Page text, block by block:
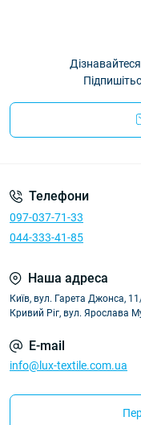
Телефони
097-037-71-33
044-333-41-85
Наша адреса
Київ, вул. Гарета Джонса,
Кривий Ріг, вул. Ярослава
E-mail
info@lux-textile.com.ua